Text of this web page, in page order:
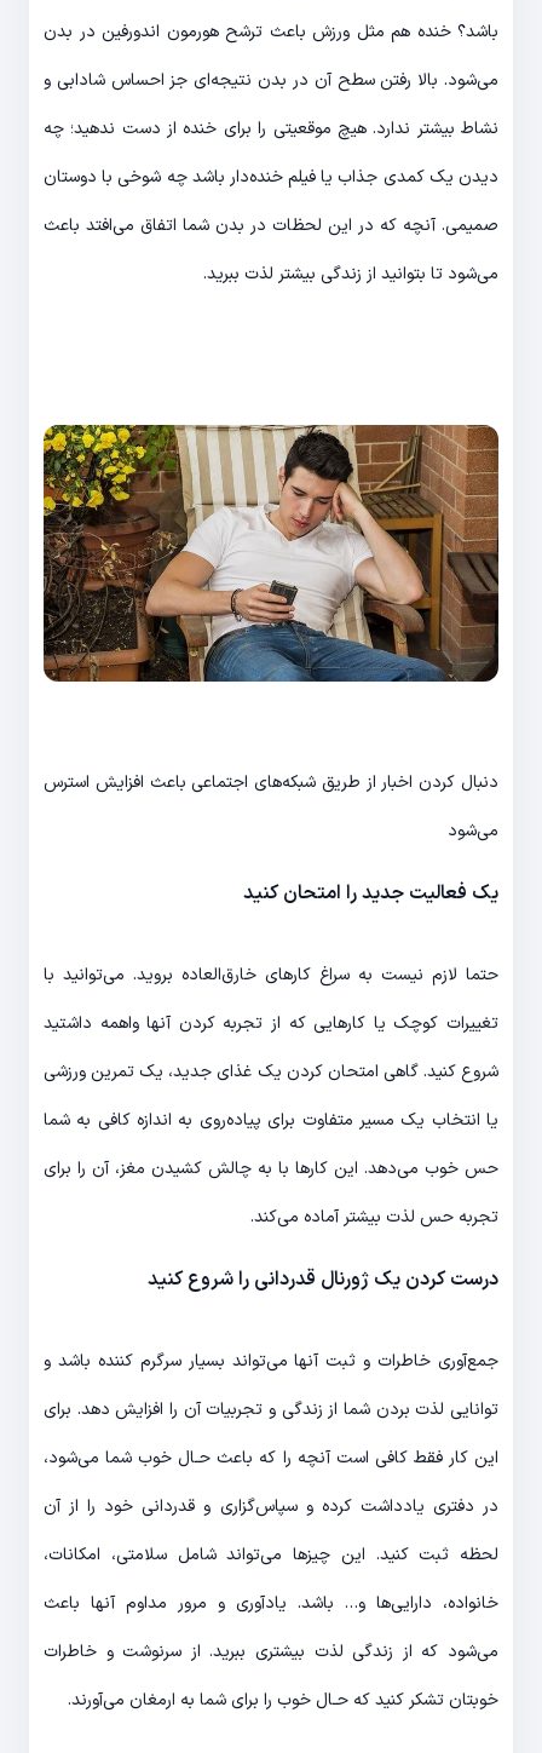
باشد؟ خنده هم مثل ورزش باعث ترشح هورمون اندورفین در بدن
می‌‎شود. بالا رفتن سطح آن در بدن نتیجه‌‎ای جز احساس شادابی و
نشاط بیشتر ندارد. هیچ موقعیتی را برای خنده از دست ندهید؛ چه
دیدن یک کمدی جذاب یا فیلم خنده‌‎دار باشد چه شوخی با دوستان
صمیمی. آن‎چه که در این لحظات در بدن شما اتفاق می‌‎افتد باعث
می‌‎شود تا بتوانید از زندگی بیشتر لذت ببرید.
دنبال کردن اخبار از طریق شبکه‎‌های اجتماعی باعث افزایش استرس
می‌‎شود
یک فعالیت جدید را امتحان کنید
حتما لازم نیست به سراغ کارهای خارق‌‎العاده بروید. می‌‌‎توانید با
تغییرات کوچک یا کارهایی که از تجربه کردن آن‎ها واهمه داشتید
شروع کنید. گاهی امتحان کردن یک غذای جدید، یک تمرین ورزشی
یا انتخاب یک مسیر متفاوت برای پیاده‌‎‌روی به اندازه کافی به شما
حس خوب می‌‌‎دهد. این کارها با به چالش کشیدن مغز، آن را برای
تجربه حس لذت بیشتر آماده می‌‎کند.
درست کردن یک ژورنال قدردانی را شروع کنید
جمع‌‎آوری خاطرات و ثبت آن‎ها می‌‎تواند بسیار سرگرم کننده باشد و
توانایی لذت بردن شما از زندگی و تجربیات آن را افزایش دهد. برای
این کار فقط کافی است آن‎چه را که باعث حـال خوب شما می‌‎شود،
در دفتری یادداشت کرده و سپاس‌گزاری و قدردانی خود را از آن
لحظه ثبت کنید. این چیزها می‌‎تواند شامل سلامتی، امکانات،
خانواده، دارایی‌‎ها و… باشد. یادآوری و مرور مداوم آن‎ها باعث
می‌‎شود که از زندگی لذت بیشتری ببرید. از سرنوشت و خاطرات
خوبتان تشکر کنید که حـال خوب را برای شما به ارمغان می‌‎آورند.